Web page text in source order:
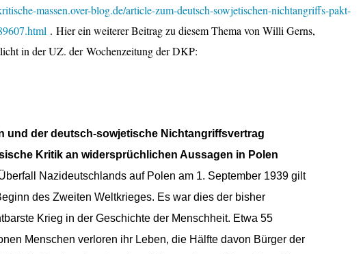
massen.over-blog.de/article-zum-deutsch-sowjetischen-nichtangriffs-pakt-
. Hier ein weiterer Beitrag zu diesem Thema von Willi Gerns,
in der UZ. der Wochenzeitung der DKP:
und der deutsch-sowjetische Nichtangriffsvertrag
Kritik an widersprüchlichen Aussagen in Polen
Nazideutschlands auf Polen am 1. September 1939 gilt
des Zweiten Weltkrieges. Es war dies der bisher
Krieg in der Geschichte der Menschheit. Etwa 55
Menschen verloren ihr Leben, die Hälfte davon Bürger der